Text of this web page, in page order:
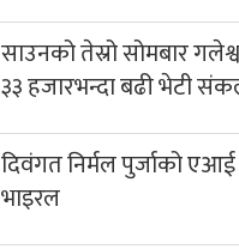
साउनको तेस्रो सोमबार
३३ हजारभन्दा बढी भेटी
दिवंगत निर्मल पुर्जाको
भाइरल